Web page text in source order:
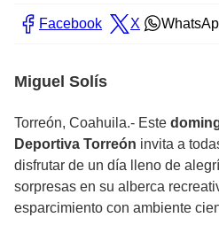
Facebook X
Miguel Solís
Torreón, Coahuila.- Este
Deportiva Torreón invita a
disfrutar de un día lleno de
sorpresas en su alberca
esparcimiento con ambiente